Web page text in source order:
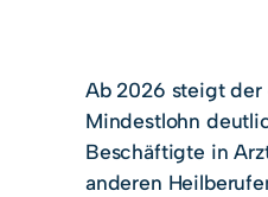
Ab 2026 steigt der
Mindestlohn
Beschäftigte in
anderen